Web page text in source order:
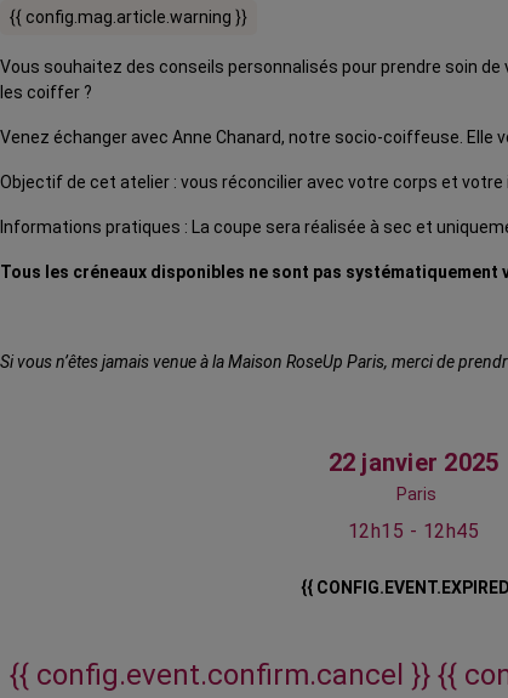
{{ config.mag.article.warning }}
Vous souhaitez des conseils personnalisés pour prendre soin
les coiffer ?
Venez échanger avec Anne Chanard, notre socio-coiffeuse.
Objectif de cet atelier : vous réconcilier avec votre corps et
Informations pratiques : La coupe sera réalisée à sec et
Tous les créneaux disponibles ne sont pas
Si vous n’êtes jamais venue à la Maison RoseUp Paris, merci de
22 janvier 2025
Paris
12h15 - 12h45
{{
{{ config.event.confirm.cancel }} {{